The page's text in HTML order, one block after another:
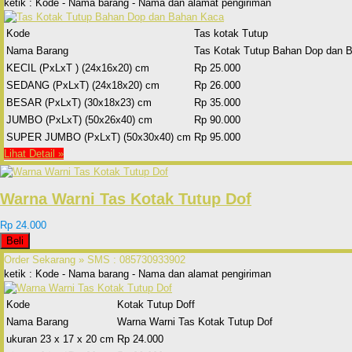
ketik : Kode - Nama barang - Nama dan alamat pengiriman
Kode
Tas kotak Tutup
Nama Barang
Tas Kotak Tutup Bahan Dop dan
KECIL (PxLxT ) (24x16x20) cm
Rp 25.000
SEDANG (PxLxT) (24x18x20) cm
Rp 26.000
BESAR (PxLxT) (30x18x23) cm
Rp 35.000
JUMBO (PxLxT) (50x26x40) cm
Rp 90.000
SUPER JUMBO (PxLxT) (50x30x40) cm Rp 95.000
Lihat Detail »
Warna Warni Tas Kotak Tutup Dof
Rp 24.000
Beli
Order Sekarang » SMS : 085730933902
ketik : Kode - Nama barang - Nama dan alamat pengiriman
Kode
Kotak Tutup Doff
Nama Barang
Warna Warni Tas Kotak Tutup Dof
ukuran 23 x 17 x 20 cm Rp 24.000